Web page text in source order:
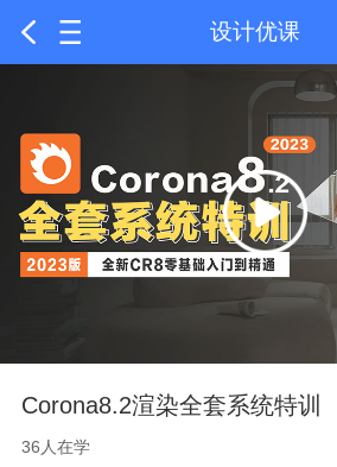
设计优课
Corona8.2渲染全套系统特训
36人在学